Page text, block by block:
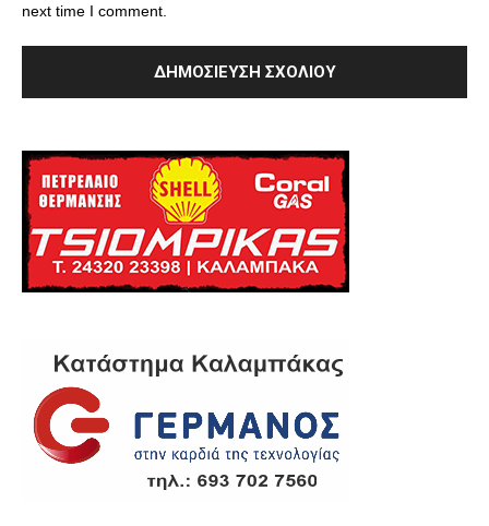
next time I comment.